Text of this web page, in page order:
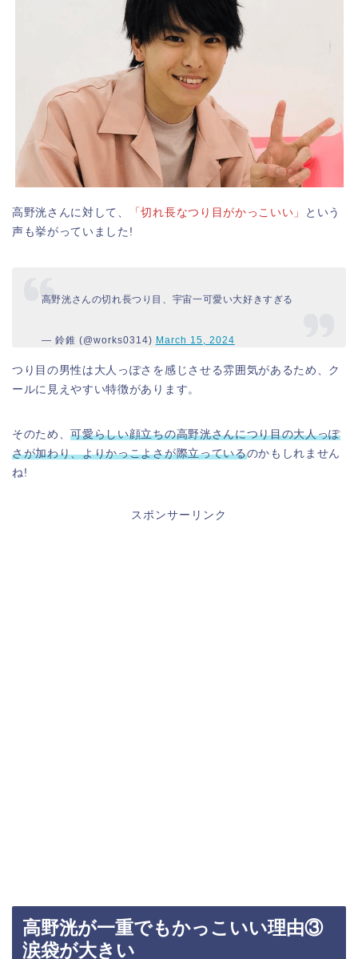
高野洸さんに対して、 「切れ長なつり目がかっこいい」
という
声も挙がっていました!
高野洸さんの切れ長つり目、宇宙一可愛い大好きすぎる
— 鈴錐 (@works0314) March 15, 2024
つり目の男性は大人っぽさを感じさせる雰囲気があるため、ク
ールに見えやすい特徴があります。
そのため、可愛らしい顔立ちの高野洸さんにつり目の大人っぽ
さが加わり、よりかっこよさが際立っているのかもしれません
ね!
スポンサーリンク
高野洸が一重でもかっこいい理由③
涙袋が大きい